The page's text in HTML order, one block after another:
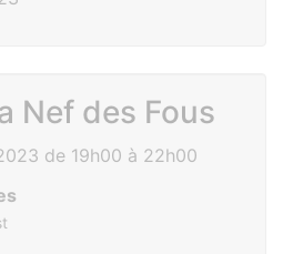
Nef des Fous
de 19h00 à 22h00